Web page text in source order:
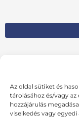
Az oldal sütiket és
tárolásához és/vagy
hozzájárulás
viselkedés vagy